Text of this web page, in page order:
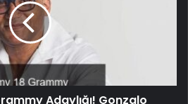
Adaylığı! Gonzalo